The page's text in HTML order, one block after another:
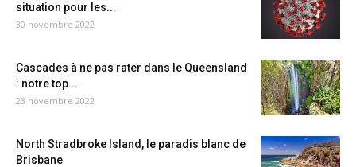
situation pour les...
30 novembre 2022
Cascades à ne pas rater dans le Queensland
: notre top...
23 novembre 2022
North Stradbroke Island, le paradis blanc de
Brisbane